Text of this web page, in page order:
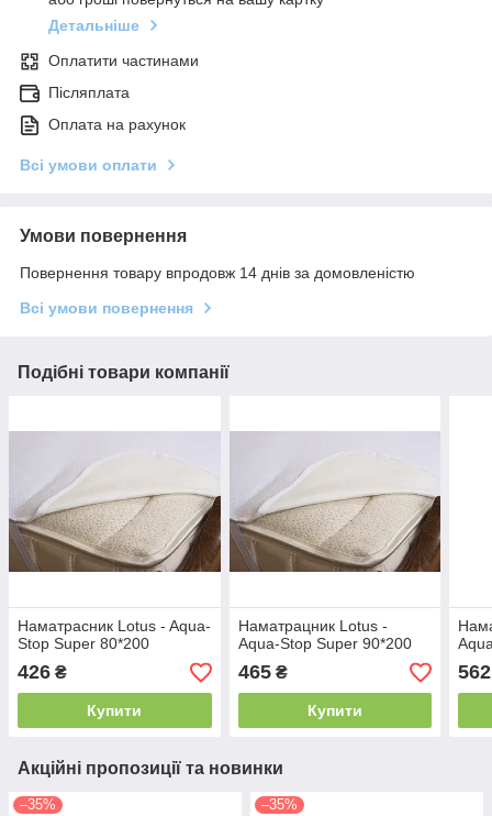
Детальніше
Оплатити частинами
Післяплата
Оплата на рахунок
Всі умови оплати
Умови повернення
Повернення товару впродовж 14 днів за домовленістю
Всі умови повернення
Подібні товари компанії
Наматрасник Lotus - Aqua-
Stop Super 80*200
426 ₴
Купити
Наматрацник Lotus -
Aqua-Stop Super 90*200
465₴
Купити
562
Акційні пропозиції та новинки
–35% –35%